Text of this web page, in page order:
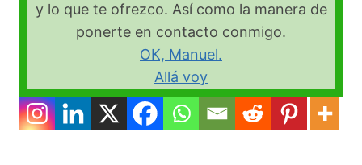
y lo que te ofrezco. Así como la manera de
ponerte en contacto conmigo.
OK, Manuel.
Allá voy